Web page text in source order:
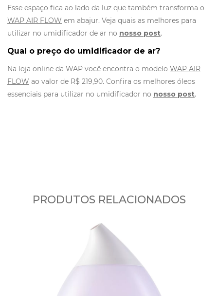
Esse espaço fica ao lado da luz que também transforma o
WAP AIR FLOW em abajur. Veja quais as melhores para
utilizar no umidificador de ar no nosso post.
Qual o preço do umidificador de ar?
Na loja online da WAP você encontra o modelo WAP AIR
FLOW ao valor de R$ 219,90. Confira os melhores óleos
essenciais para utilizar no umidificador no nosso post.
PRODUTOS RELACIONADOS